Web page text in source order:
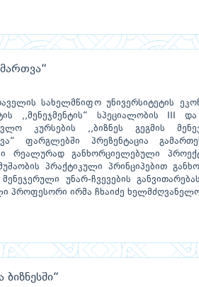
სახელმწიფო უნივერსიტეტის
,,მენეჯმენტის“ სპეციალობის III
კურსების ,,ბიზნეს გეგმის
ფარგლებში პრეზენტაცია
რეალურად განხორციელებული
პრაქტიკული პრინციპებით
უნარ-ჩვევების
პროფესორი ირმა ჩხაიძე